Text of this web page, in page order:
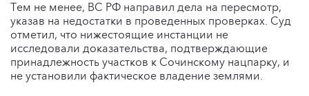
Тем не менее, ВС РФ направил дела на пересмотр,
указав на недостатки в проведенных проверках. Суд
отметил, что нижестоящие инстанции не
исследовали доказательства, подтверждающие
принадлежность участков к Сочинскому нацпарку, и
не установили фактическое владение землями.